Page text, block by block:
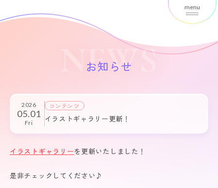
menu
NEWS
お知らせ
2026
05.01
Fri
コンテンツ
イラストギャラリー更新！
イラストギャラリーを更新いたしました！
是非チェックしてください♪